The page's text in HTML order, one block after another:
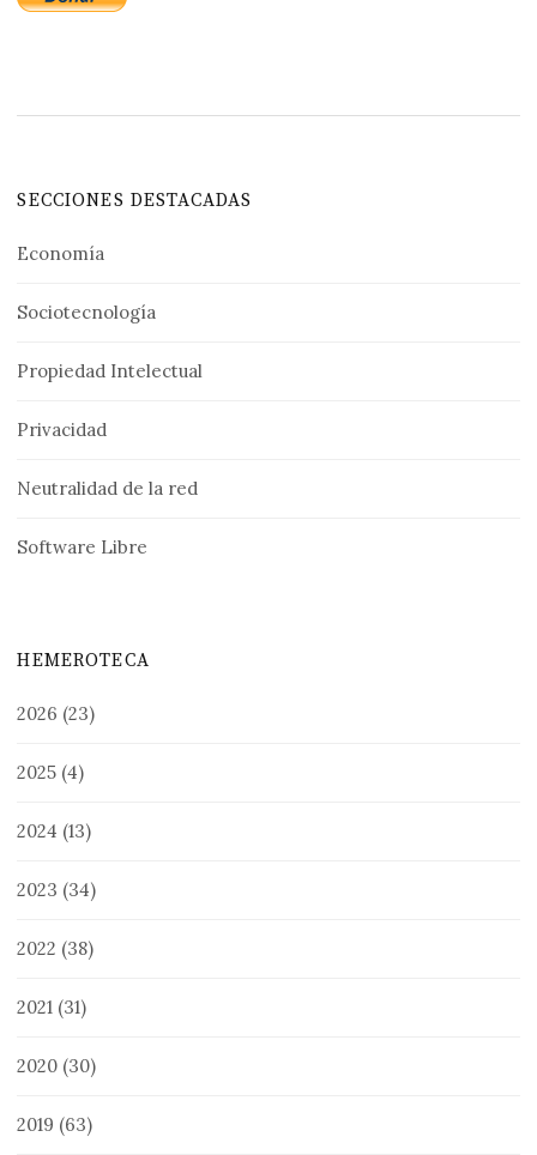
SECCIONES DESTACADAS
Economía
Sociotecnología
Propiedad Intelectual
Privacidad
Neutralidad de la red
Software Libre
HEMEROTECA
2026 (23)
2025 (4)
2024 (13)
2023 (34)
2022 (38)
2021 (31)
2020 (30)
2019 (63)